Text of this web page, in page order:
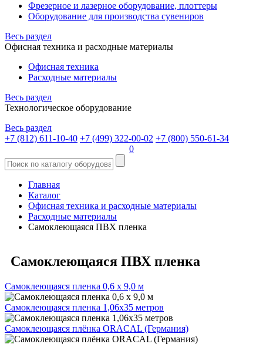
Фрезерное и лазерное оборудование, плоттеры
Оборудование для производства сувениров
Весь раздел
Офисная техника и расходные материалы
Офисная техника
Расходные материалы
Весь раздел
Технологическое оборудование
Весь раздел
+7 (812) 611-10-40 +7 (499) 322-00-02 +7 (800) 550-61-34
0
Главная
Каталог
Офисная техника и расходные материалы
Расходные материалы
Самоклеющаяся ПВХ пленка
Самоклеющаяся ПВХ пленка
Самоклеющаяся пленка 0,6 х 9,0 м
Самоклеющаяся пленка 1,06х35 метров
Самоклеющаяся плёнка ORACAL (Германия)